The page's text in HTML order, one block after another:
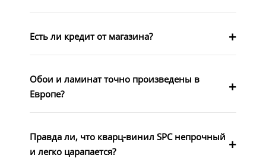
Есть ли кредит от магазина?
Обои и ламинат точно произведены в
Европе?
Правда ли, что кварц-винил SPC непрочный
и легко царапается?